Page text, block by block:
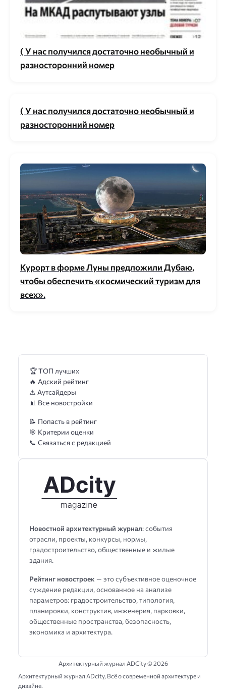
( У нас получился достаточно необычный и
разносторонний номер
( У нас получился достаточно необычный и
разносторонний номер
Курорт в форме Луны предложили Дубаю,
чтобы обеспечить «космический туризм для
всех».
Новостной архитектурный журнал: события
отрасли, проекты, конкурсы, нормы,
градостроительство, общественные и жилые
здания.
Рейтинг новостроек — это субъективное оценочное
суждение редакции, основанное на анализе
параметров: градостроительство, типология,
планировки, конструктив, инженерия, парковки,
общественные пространства, безопасность,
экономика и архитектура.
🏆 ТОП лучших
🔥 Адский рейтинг
⚠️ Аутсайдеры
📊 Все новостройки
📝 Попасть в рейтинг
🎯 Критерии оценки
📞 Связаться с редакцией
Архитектурный журнал ADCity ©2026
Архитектурный журнал ADсity, Всё о современной архитектуре и
дизайне.